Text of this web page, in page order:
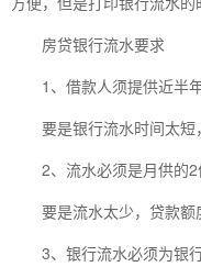
房贷银行流水要求
1、借款人须提供近半
要是银行流水时间太短
2、流水必须是月供的2
要是流水太少，贷款额
3、银行流水必须为银